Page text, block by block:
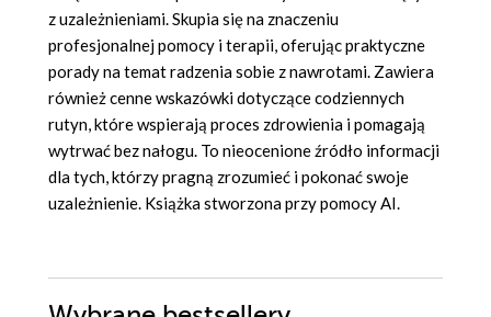
z uzależnieniami. Skupia się na znaczeniu
profesjonalnej pomocy i terapii, oferując praktyczne
porady na temat radzenia sobie z nawrotami. Zawiera
również cenne wskazówki dotyczące codziennych
rutyn, które wspierają proces zdrowienia i pomagają
wytrwać bez nałogu. To nieocenione źródło informacji
dla tych, którzy pragną zrozumieć i pokonać swoje
uzależnienie. Książka stworzona przy pomocy AI.